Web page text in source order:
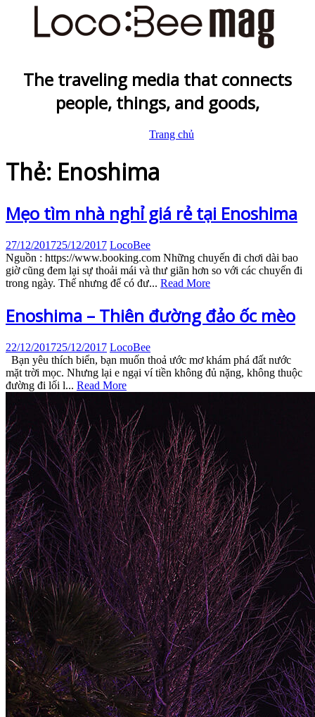
The traveling media that connects
people, things, and goods,
Trang chủ
Thẻ: Enoshima
Mẹo tìm nhà nghỉ giá rẻ tại Enoshima
27/12/201725/12/2017 LocoBee
Nguồn : https://www.booking.com Những chuyến đi chơi dài bao
giờ cũng đem lại sự thoải mái và thư giãn hơn so với các chuyến đi
trong ngày. Thế nhưng để có đư... Read More
Enoshima – Thiên đường đảo ốc mèo
22/12/201725/12/2017 LocoBee
Bạn yêu thích biển, bạn muốn thoả ước mơ khám phá đất nước
mặt trời mọc. Nhưng lại e ngại ví tiền không đủ nặng, không thuộc
đường đi lối l... Read More